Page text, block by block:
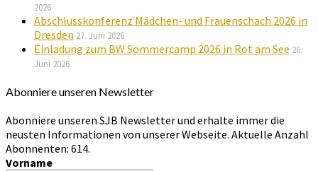
2026
Abschlusskonferenz Mädchen- und Frauenschach 2026 in
Dresden 27. Juni 2026
Einladung zum BW Sommercamp 2026 in Rot am See 26.
Juni 2026
Abonniere unseren Newsletter
Abonniere unseren SJB Newsletter und erhalte immer die
neusten Informationen von unserer Webseite. Aktuelle Anzahl
Abonnenten: 614.
Vorname